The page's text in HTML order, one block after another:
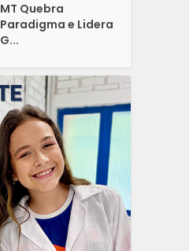
MT Quebra
Paradigma e Lidera
G...